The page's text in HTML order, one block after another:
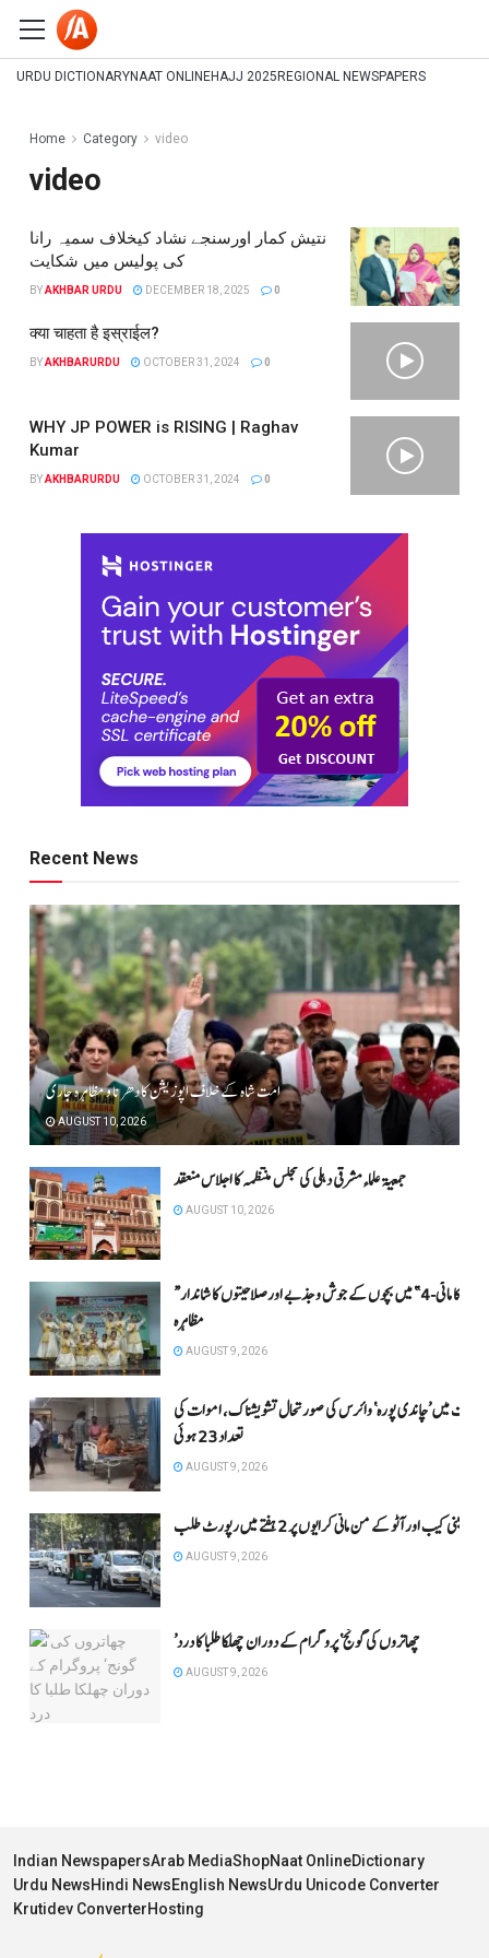
URDU DICTIONARYNAAT ONLINEHAJJ 2025 REGIONAL NEWSPAPERS
Home Category video
video
نتیش کمار اورسنجے نشاد کیخلاف سمیہ رانا
کی پولیس میں شکایت
BYAKHBAR URDU DECEMBER 18, 2025 0
क्या चाहता है इस्राईल?
BYAKHBARURDU OCTOBER 31, 2024 0
WHY JP POWER is RISING | Raghav
Kumar
BYAKHBARURDU OCTOBER 31, 2024 0
Recent News
امت شاہ کے خلاف اپوزیشن کا دھرنا و مظاہرہ جاری
AUGUST 10, 2026
جمعیۃ علماء مشرقی دہلی کی مجلس منتظمہ کا اجلاس منعقد
AUGUST 10, 2026
“بچوں کا ماٹی-4” میں بچوں کے جوش و جذبے اور صلاحیتوں کا شاندار
مظاہرہ
AUGUST 9, 2026
گجرات میں ’چاندی پورہ‘ وائرس کی صورتحال تشویشناک، اموات کی
تعداد 23 ہوئی
AUGUST 9, 2026
پر مبنی کیب اور آٹو کے من مانی کرایوں پر 2 ہفتے میں رپورٹ طلب
AUGUST 9, 2026
’چھاتروں کی گونج‘ پروگرام کے دوران چھلکا طلبا کا درد
AUGUST 9, 2026
Indian NewspapersArab MediaShopNaat OnlineDictionary
Urdu NewsHindi NewsEnglish NewsUrdu Unicode Converter
Krutidev ConverterHosting